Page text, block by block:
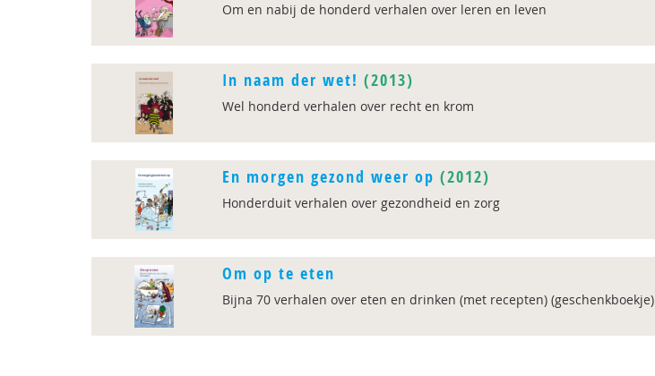
Om en nabij de honderd verhalen over leren en leven
In naam der wet! (2013)
Wel honderd verhalen over recht en krom
En morgen gezond weer op (2012)
Honderduit verhalen over gezondheid en zorg
Om op te eten
Bijna 70 verhalen over eten en drinken (met recepten) (geschenkboekje)